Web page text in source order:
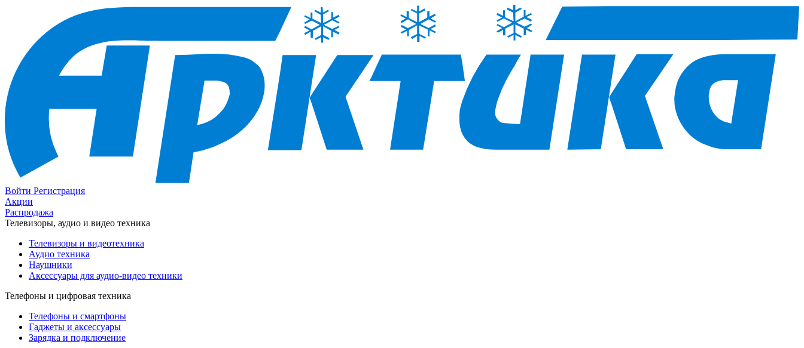
Войти Регистрация
Акции
Распродажа
Телевизоры, аудио и видео техника
Телевизоры и видеотехника
Аудио техника
Наушники
Аксессуары для аудио-видео техники
Телефоны и цифровая техника
Телефоны и смартфоны
Гаджеты и аксессуары
Зарядка и подключение